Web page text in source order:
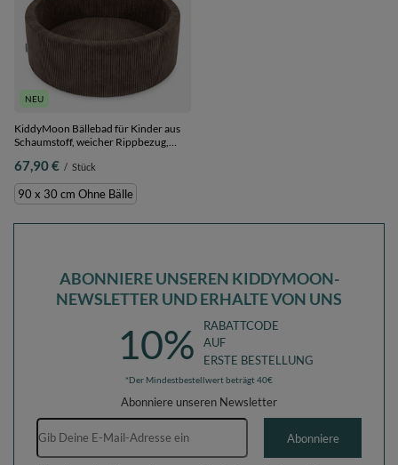
NEU
KiddyMoon Bällebad für Kinder aus
Schaumstoff, weicher Rippbezug,
sicheres Spielzeug, waschbar, Braun:
Ohne Bälle, 90 x 30 cm Ohne Bälle
67,90 € / Stück
90 x 30 cm Ohne Bälle
ABONNIERE UNSEREN KIDDYMOON-
NEWSLETTER UND ERHALTE VON UNS
10%
RABATTCODE
AUF
ERSTE BESTELLUNG
*Der Mindestbestellwert beträgt 40€
Abonniere unseren Newsletter
E-Mail-Adresse
Abonniere